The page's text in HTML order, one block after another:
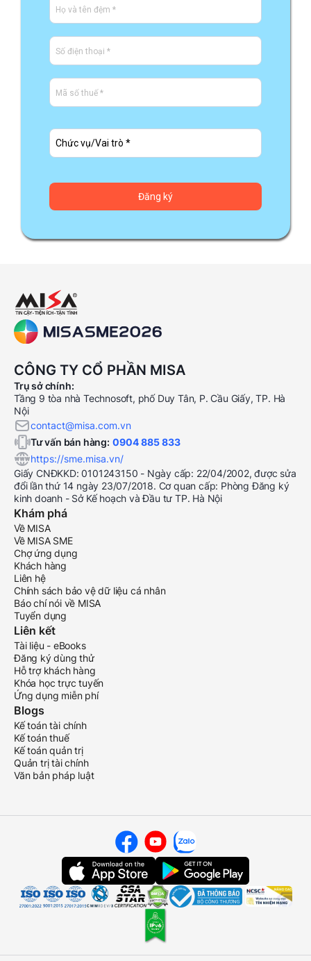
CÔNG TY CỔ PHẦN MISA
Trụ sở chính:
Tầng 9 tòa nhà Technosoft, phố Duy Tân, P. Cầu Giấy, TP. Hà
Nội
contact@misa.com.vn
Tư vấn bán hàng: 0904 885 833
https://sme.misa.vn/
Giấy CNĐKKD: 0101243150 - Ngày cấp: 22/04/2002, được sửa
đổi lần thứ 14 ngày 23/07/2018. Cơ quan cấp: Phòng Đăng ký
kinh doanh - Sở Kế hoạch và Đầu tư TP. Hà Nội
Khám phá
Về MISA
Về MISA SME
Chợ ứng dụng
Khách hàng
Liên hệ
Chính sách bảo vệ dữ liệu cá nhân
Báo chí nói về MISA
Tuyển dụng
Liên kết
Tài liệu - eBooks
Đăng ký dùng thử
Hỗ trợ khách hàng
Khóa học trực tuyến
Ứng dụng miễn phí
Blogs
Kế toán tài chính
Kế toán thuế
Kế toán quản trị
Quản trị tài chính
Văn bản pháp luật